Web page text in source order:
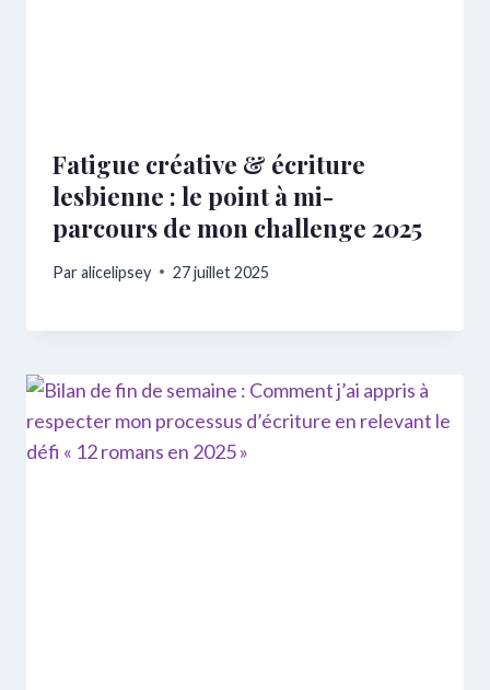
Fatigue créative & écriture
lesbienne : le point à mi-
parcours de mon challenge 2025
Paralicelipsey 27 juillet 2025